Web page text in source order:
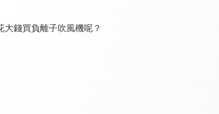
錢買負離子吹風機呢？